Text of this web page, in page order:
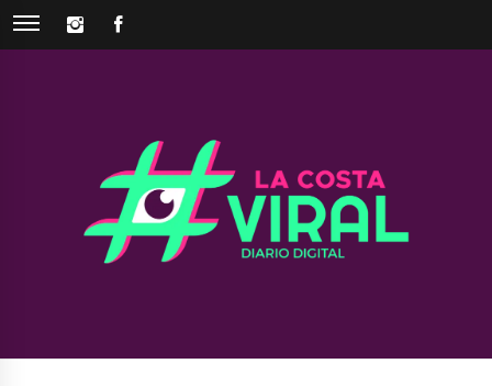
Skip
INSTAGRAM
Viral